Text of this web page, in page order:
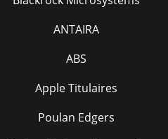
ANTAIRA
ABS
Apple Titulaires
Poulan Edgers